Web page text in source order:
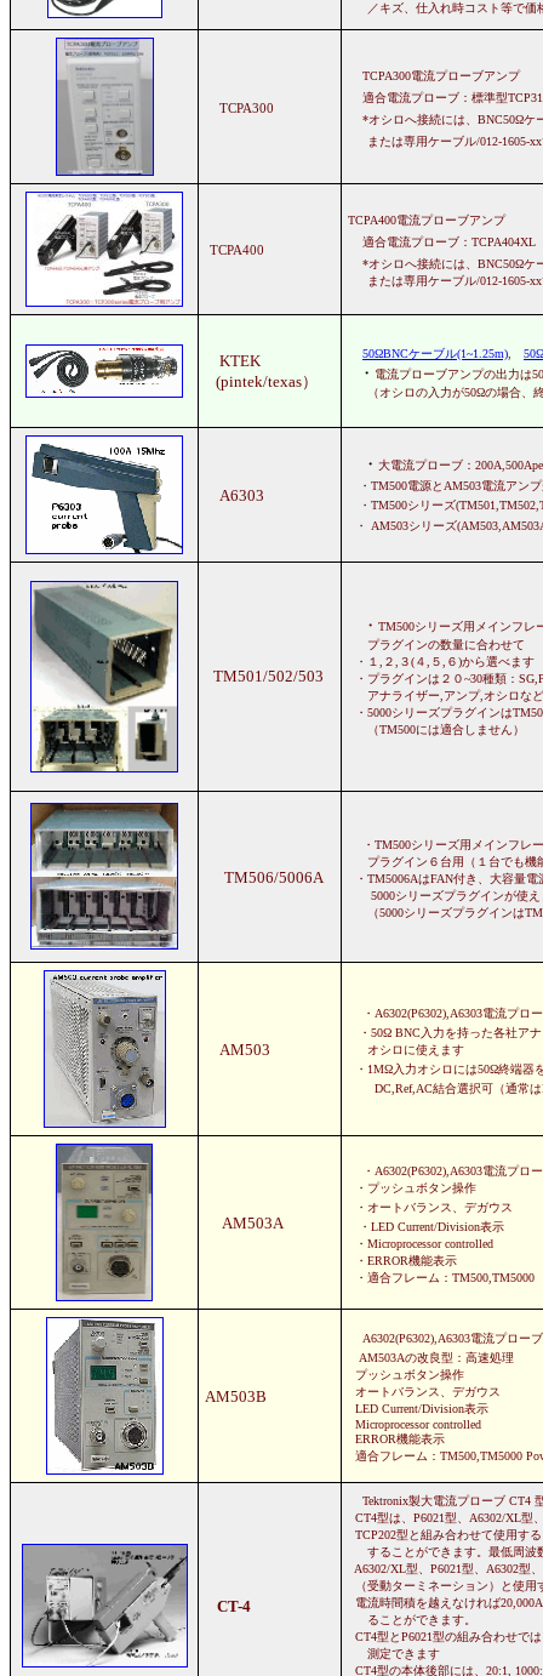
／キズ、仕入れ時コスト等で価
TCPA300
TCPA300電流プローブアンプ
適合電流プローブ：標準型
*オシロへ接続には、BNC50Ωケ
または専用ケーブル/012-1605-xx
TCPA400
TCPA400電流プローブアンプ
適合電流プローブ：
*オシロへ接続には、BNC50Ωケ
または専用ケーブル/012-1605-xx
KTEK
(pintek/texas）
50ΩBNCケーブル(1~1.25m)
・ 電流プローブアンプの出力は
（オシロの入力が50Ωの場合、終
A6303
・ 大電流プローブ：
・TM500電源とAM503電流アン
・TM500シリーズ
・ AM503シリーズ
TM501/502/503
・ TM500シリーズ用メインフレ
プラグインの数量に合わせて
・１,２,３(４,５,６)から選べます
・プラグインは２０~30種類：
アナライザー,アンプ,オシロなど
・5000シリーズプラグインは
（TM500には適合しません）
TM506/5006A
・TM500シリーズ用メインフレ
プラグイン６台用（１台でも機
・TM5006AはFAN付き、大容量電
5000シリーズプラグインが使え
（5000シリーズプラグインは
AM503
・A6302(P6302),A6303電流プロ
・50Ω BNC入力を持った各社ア
オシロに使えます
・1MΩ入力オシロには50Ω終端器
DC,Ref,AC結合選択可（通常
AM503A
・A6302(P6302),A6303電流プロ
・プッシュボタン操作
・オートバランス、デガウス
・LED Current/Division表示
・Microprocessor controlled
・ERROR機能表示
・適合フレーム：TM500,TM5000
AM503B
A6302(P6302),A6303電流プロー
AM503Aの改良型：高速処理
プッシュボタン操作
オートバランス、デガウス
LED Current/Division表示
Microprocessor controlled
ERROR機能表示
適合フレーム：TM500,TM5000
CT-4
Tektronix製大電流プローブ CT4
CT4型は、P6021型、A6302/XL型
TCP202型と組み合わせて使用す
することができます。最低周波
A6302/XL型、P6021型、A6302型
（受動ターミネーション）と使用
電流時間積を越えなければ
ることができます。
CT4型とP6021型の組み合わせで
測定できます
CT4型の本体後部には、20:1,